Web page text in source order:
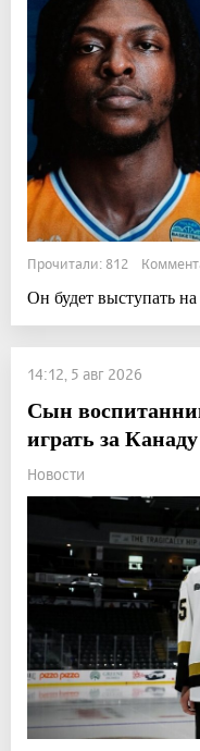
Прочитали: 812
Он будет выступать
14:12, 5 авг 2026
Сын
играть за Канаду
Новости